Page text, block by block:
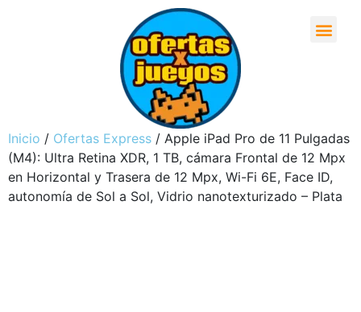
Inicio / Ofertas Express / Apple iPad Pro de 11 Pulgadas
(M4): Ultra Retina XDR, 1 TB, cámara Frontal de 12 Mpx
en Horizontal y Trasera de 12 Mpx, Wi-Fi 6E, Face ID,
autonomía de Sol a Sol, Vidrio nanotexturizado – Plata